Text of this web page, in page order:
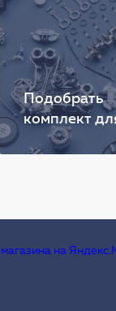
Подобрать
комплект